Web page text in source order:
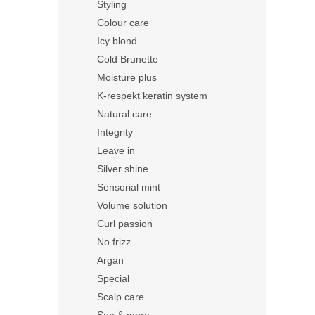
Styling
Colour care
Icy blond
Cold Brunette
Moisture plus
K-respekt keratin system
Natural care
Integrity
Leave in
Silver shine
Sensorial mint
Volume solution
Curl passion
No frizz
Argan
Special
Scalp care